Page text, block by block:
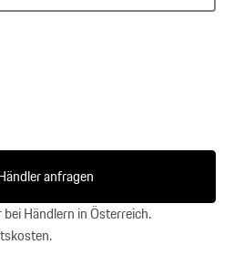
anfragen
Händlern in Österreich.